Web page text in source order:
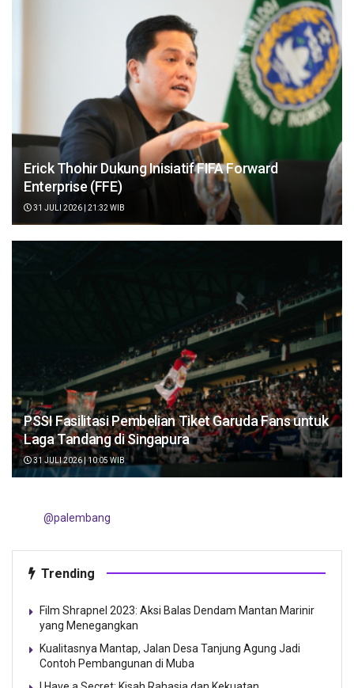
Erick Thohir Dukung Inisiatif FIFA Forward
Enterprise (FFE)
31 JULI 2026 | 21:32 WIB
PSSI Fasilitasi Pembelian Tiket Garuda Fans untuk
Laga Tandang di Singapura
31 JULI 2026 | 10:05 WIB
@palembang
Trending
Film Shrapnel 2023: Aksi Balas Dendam Mantan Marinir
yang Menegangkan
Kualitasnya Mantap, Jalan Desa Tanjung Agung Jadi
Contoh Pembangunan di Muba